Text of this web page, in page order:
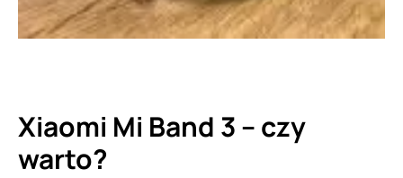
Xiaomi Mi Band 3 – czy
warto?